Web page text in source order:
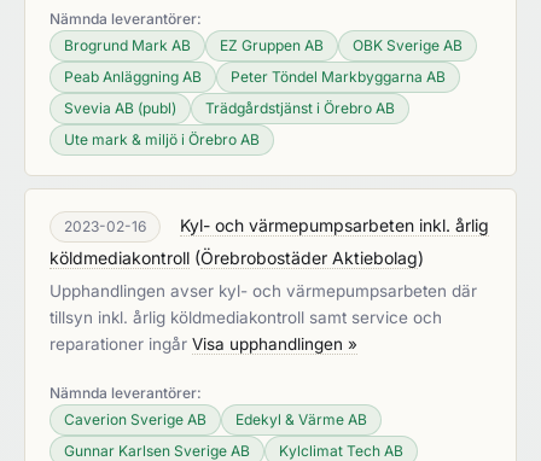
Nämnda leverantörer:
Brogrund Mark AB
EZ Gruppen AB
OBK Sverige AB
Peab Anläggning AB
Peter Töndel Markbyggarna AB
Svevia AB (publ)
Trädgårdstjänst i Örebro AB
Ute mark & miljö i Örebro AB
2023-02-16
Kyl- och värmepumpsarbeten inkl. årlig
köldmediakontroll (Örebrobostäder Aktiebolag)
Upphandlingen avser kyl- och värmepumpsarbeten där
tillsyn inkl. årlig köldmediakontroll samt service och
reparationer ingår Visa upphandlingen »
Nämnda leverantörer:
Caverion Sverige AB
Edekyl & Värme AB
Gunnar Karlsen Sverige AB
Kylclimat Tech AB